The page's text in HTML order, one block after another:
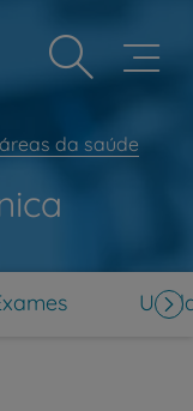
da saúde